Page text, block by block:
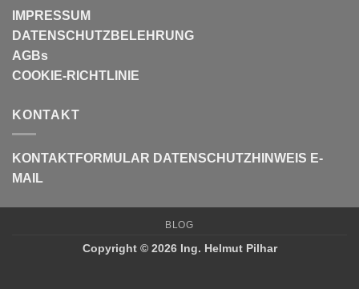
IMPRESSUM
DATENSCHUTZBELEHRUNG
AGBs
COOKIE-RICHTLINIE
KONTAKT
KONTAKTFORMULAR DATENSCHUTZHINWEIS E-
MAIL
BLOG
Copyright © 2026 Ing. Helmut Pilhar